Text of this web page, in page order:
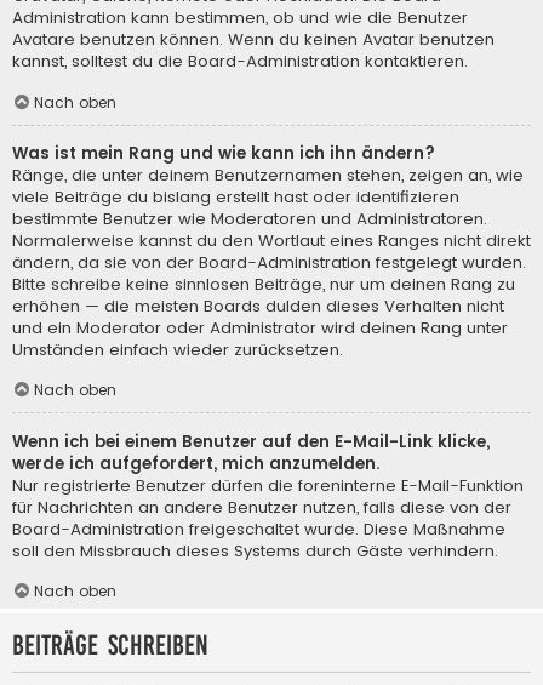
Administration kann bestimmen, ob und wie die Benutzer
Avatare benutzen können. Wenn du keinen Avatar benutzen
kannst, solltest du die Board-Administration kontaktieren.
Nach oben
Was ist mein Rang und wie kann ich ihn ändern?
Ränge, die unter deinem Benutzernamen stehen, zeigen an, wie
viele Beiträge du bislang erstellt hast oder identifizieren
bestimmte Benutzer wie Moderatoren und Administratoren.
Normalerweise kannst du den Wortlaut eines Ranges nicht direkt
ändern, da sie von der Board-Administration festgelegt wurden.
Bitte schreibe keine sinnlosen Beiträge, nur um deinen Rang zu
erhöhen — die meisten Boards dulden dieses Verhalten nicht
und ein Moderator oder Administrator wird deinen Rang unter
Umständen einfach wieder zurücksetzen.
Nach oben
Wenn ich bei einem Benutzer auf den E-Mail-Link klicke,
werde ich aufgefordert, mich anzumelden.
Nur registrierte Benutzer dürfen die foreninterne E-Mail-Funktion
für Nachrichten an andere Benutzer nutzen, falls diese von der
Board-Administration freigeschaltet wurde. Diese Maßnahme
soll den Missbrauch dieses Systems durch Gäste verhindern.
Nach oben
Beiträge schreiben